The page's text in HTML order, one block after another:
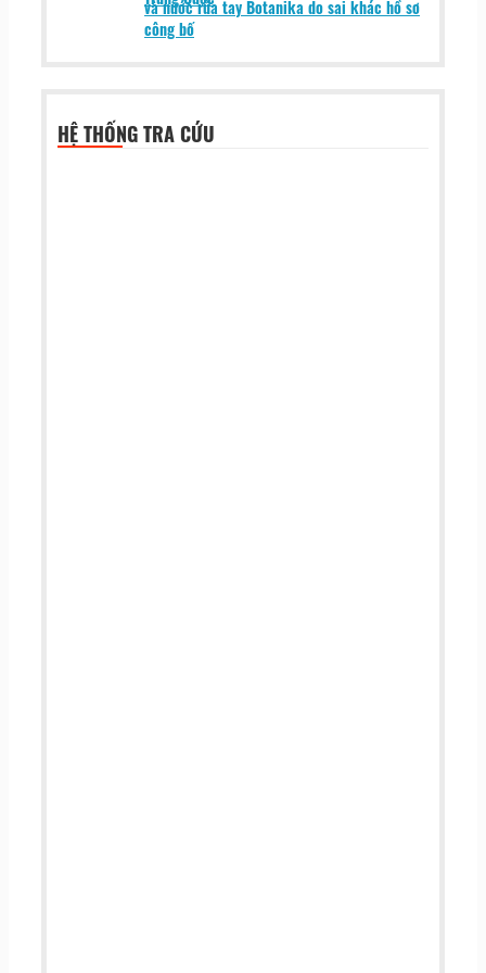
và nước rửa tay Botanika do sai khác hồ sơ
công bố
HỆ THỐNG TRA CỨU